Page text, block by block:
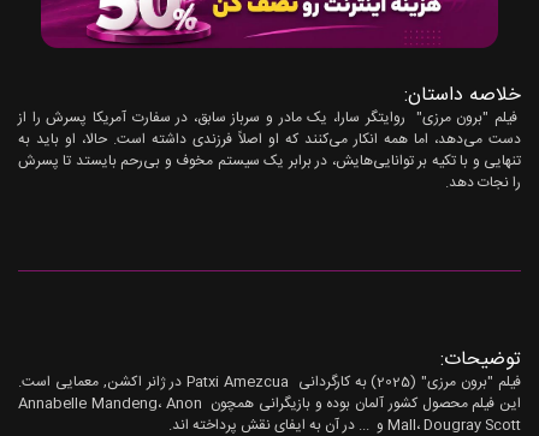
خلاصه داستان:
فیلم "برون مرزی" روایتگر سارا، یک مادر و سرباز سابق، در سفارت آمریکا پسرش را از
دست می‌دهد، اما همه انکار می‌کنند که او اصلاً فرزندی داشته است. حالا، او باید به
تنهایی و با تکیه بر توانایی‌هایش، در برابر یک سیستم مخوف و بی‌رحم بایستد تا پسرش
را نجات دهد.
توضیحات:
فیلم "برون مرزی" (2025) به کارگردانی Patxi Amezcua در ژانر اکشن, معمایی است.
این فیلم محصول کشور آلمان بوده و بازیگرانی همچون Annabelle Mandeng، Anon
Mall، Dougray Scott و ... در آن به ایفای نقش پرداخته اند.